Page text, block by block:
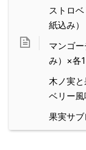
ストロ
紙込み）
マンゴ
み）×各1
木ノ実
ベリー風
果実サ